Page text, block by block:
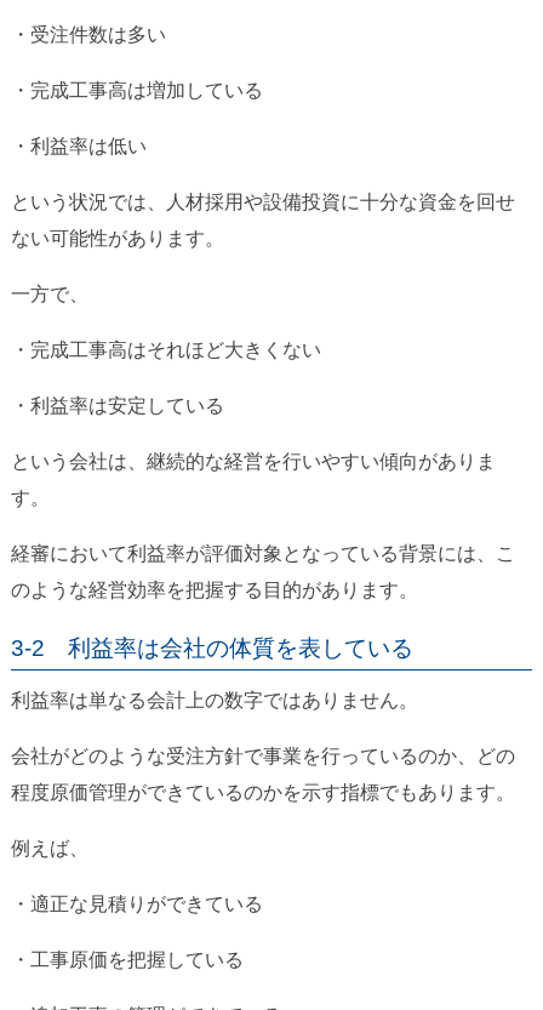
・受注件数は多い
・完成工事高は増加している
・利益率は低い
という状況では、人材採用や設備投資に十分な資金を回せ
ない可能性があります。
一方で、
・完成工事高はそれほど大きくない
・利益率は安定している
という会社は、継続的な経営を行いやすい傾向がありま
す。
経審において利益率が評価対象となっている背景には、こ
のような経営効率を把握する目的があります。
3-2 利益率は会社の体質を表している
利益率は単なる会計上の数字ではありません。
会社がどのような受注方針で事業を行っているのか、どの
程度原価管理ができているのかを示す指標でもあります。
例えば、
・適正な見積りができている
・工事原価を把握している